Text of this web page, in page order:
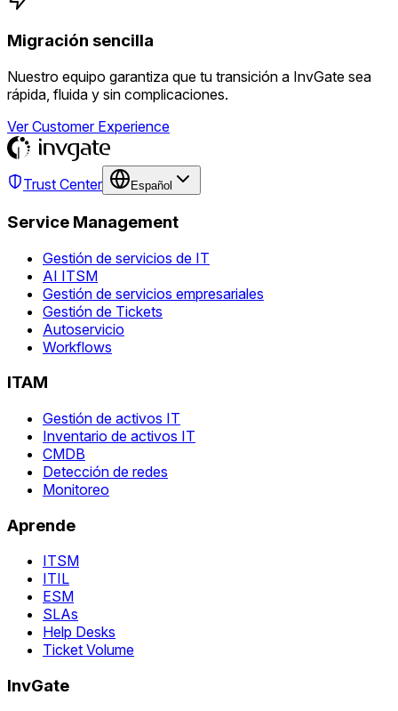
Migración sencilla
Nuestro equipo garantiza que tu transición a InvGate sea
rápida, fluida y sin complicaciones.
Ver Customer Experience
Trust Center Español
Service Management
Gestión de servicios de IT
AI ITSM
Gestión de servicios empresariales
Gestión de Tickets
Autoservicio
Workflows
ITAM
Gestión de activos IT
Inventario de activos IT
CMDB
Detección de redes
Monitoreo
Aprende
ITSM
ITIL
ESM
SLAs
Help Desks
Ticket Volume
InvGate